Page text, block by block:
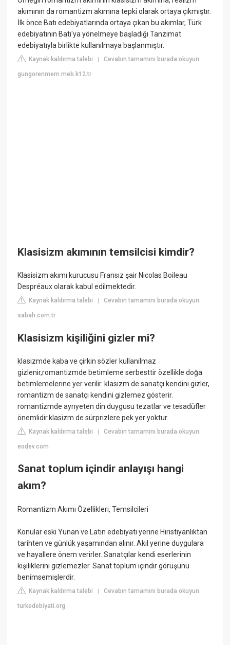
akımının da romantizm akımına tepki olarak ortaya çıkmıştır.
İlk önce Batı edebiyatlarında ortaya çıkan bu akımlar, Türk
edebiyatının Batı'ya yönelmeye başladığı Tanzimat
edebiyatıyla birlikte kullanılmaya başlanmıştır.
Kaynak kaldırma talebi |Cevabın tamamını burada okuyun:
gungorenmem.meb.k12.tr
Klasisizm akımının temsilcisi kimdir?
Klasisizm akımı kurucusu Fransız şair Nicolas Boileau
Despréaux olarak kabul edilmektedir.
Kaynak kaldırma talebi |Cevabın tamamını burada okuyun:
sabah.com.tr
Klasisizm kişiliğini gizler mi?
klasizmde kaba ve çirkin sözler kullanılmaz
gizlenir,romantizmde betimleme serbesttir özellikle doğa
betimlemelerine yer verilir. klasizm de sanatçı kendini gizler,
romantizm de sanatçı kendini gizlemez gösterir.
romantizmde ayrıyeten din duygusu tezatlar ve tesadüfler
önemlidir.klasizm de sürprizlere pek yer yoktur.
Kaynak kaldırma talebi |Cevabın tamamını burada okuyun:
eodev.com
Sanat toplum içindir anlayışı hangi
akım?
Romantizm Akımı Özellikleri, Temsilcileri
Konular eski Yunan ve Latin edebiyatı yerine Hıristiyanlıktan
tarihten ve günlük yaşamından alınır. Akıl yerine duygulara
ve hayallere önem verirler. Sanatçılar kendi eserlerinin
kişiliklerini gizlemezler. Sanat toplum içindir görüşünü
benimsemişlerdir.
Kaynak kaldırma talebi |Cevabın tamamını burada okuyun:
turkedebiyati.org